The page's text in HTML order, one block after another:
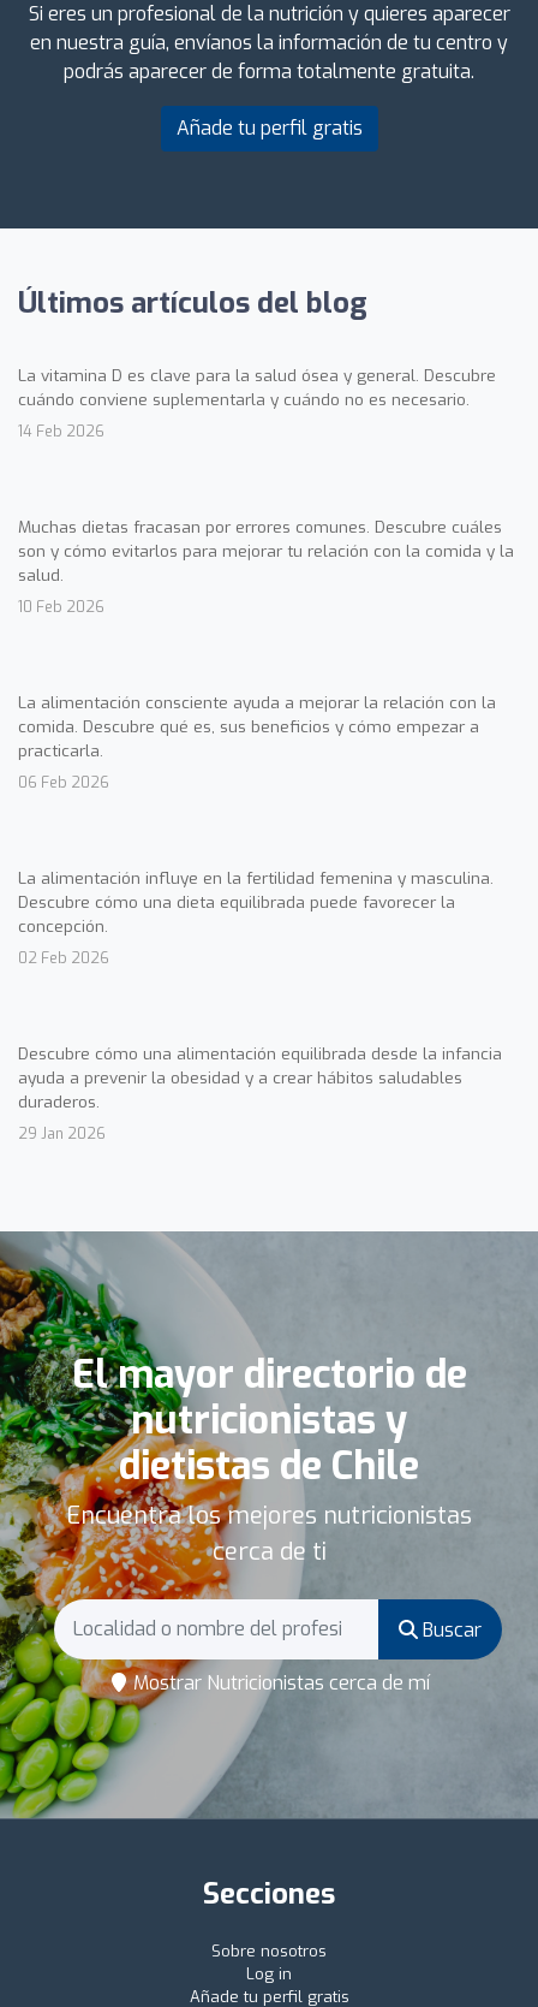
Si eres un profesional de la nutrición y quieres aparecer
en nuestra guía, envíanos la información de tu centro y
podrás aparecer de forma totalmente gratuita.
Añade tu perfil gratis
Últimos artículos del blog
La vitamina D es clave para la salud ósea y general. Descubre
cuándo conviene suplementarla y cuándo no es necesario.
14 Feb 2026
Muchas dietas fracasan por errores comunes. Descubre cuáles
son y cómo evitarlos para mejorar tu relación con la comida y la
salud.
10 Feb 2026
La alimentación consciente ayuda a mejorar la relación con la
comida. Descubre qué es, sus beneficios y cómo empezar a
practicarla.
06 Feb 2026
La alimentación influye en la fertilidad femenina y masculina.
Descubre cómo una dieta equilibrada puede favorecer la
concepción.
02 Feb 2026
Descubre cómo una alimentación equilibrada desde la infancia
ayuda a prevenir la obesidad y a crear hábitos saludables
duraderos.
29 Jan 2026
El mayor directorio de
nutricionistas y
dietistas de Chile
Encuentra los mejores nutricionistas
cerca de ti
Buscar
Mostrar Nutricionistas cerca de mí
Secciones
Sobre nosotros
Log in
Añade tu perfil gratis